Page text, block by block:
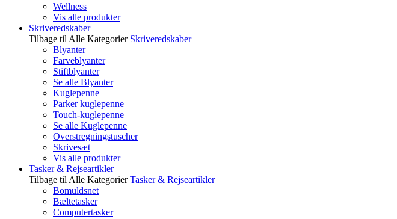
Wellness
Vis alle produkter
Skriveredskaber
Tilbage til Alle Kategorier Skriveredskaber
Blyanter
Farveblyanter
Stiftblyanter
Se alle Blyanter
Kuglepenne
Parker kuglepenne
Touch-kuglepenne
Se alle Kuglepenne
Overstregningstuscher
Skrivesæt
Vis alle produkter
Tasker & Rejseartikler
Tilbage til Alle Kategorier Tasker & Rejseartikler
Bomuldsnet
Bæltetasker
Computertasker